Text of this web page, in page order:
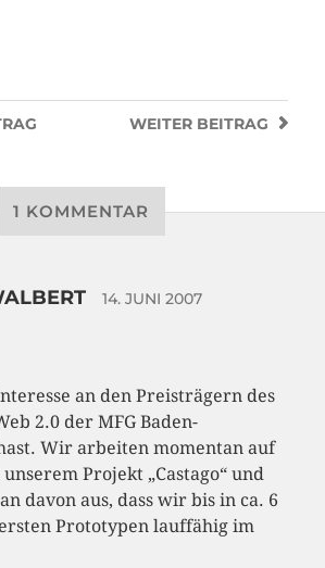
WEITER BEITRAG
1 KOMMENTAR
14. JUNI 2007
an den Preisträgern des
2.0 der MFG Baden-
Wir arbeiten momentan auf
Projekt „Castago“ und
davon aus, dass wir bis in ca. 6
Prototypen lauffähig im